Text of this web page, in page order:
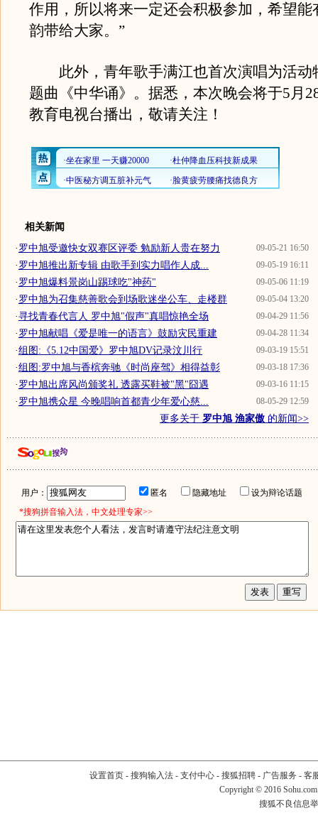
作用，所以将来一定还会积极参加，希望能
韵带给大家。”
此外，青年歌手满江也首次演唱为活动
题曲《中华诵》。据悉，本次晚会将于5月
教育电视台播出，敬请关注！
相关新闻
09-05-21 16:50
·罗中旭受邀快女双赛区评委 勉励新人贵在努力
09-05-19 16:11
·罗中旭推出新专辑 由歌手到实力唱作人成...
09-05-06 11:19
·罗中旭爆料景岗山踢球吃"神药"
09-05-04 13:20
·罗中旭为召集慈善歌会到场歌迷坐公车、走楼群
09-04-29 11:56
·寻找青春代言人 罗中旭"假声"真唱惊艳全场
09-04-28 11:34
·罗中旭献唱《爱是唯一的语言》鼓励灾民重建
09-03-19 15:51
·组图:《5.12中国爱》罗中旭DV记录汶川行
09-03-18 17:36
·组图:罗中旭与香槟奔驰《时尚座驾》相得益彰
09-03-16 11:15
·罗中旭出席风尚颁奖礼 透露买鞋被"黑"囧遇
08-05-29 12:59
·罗中旭携众星 今晚唱响首都青少年爱心慈...
更多关于 罗中旭 渔家傲 的新闻>>
用户： 匿名 隐藏地址
设为辩论话题
*搜狗拼音输入法，中文处理专家>>
设置首页- 搜狗输入法- 支付中心- 搜狐招聘- 广告服务 - 客
Copyright © 2016
搜狐不良信息